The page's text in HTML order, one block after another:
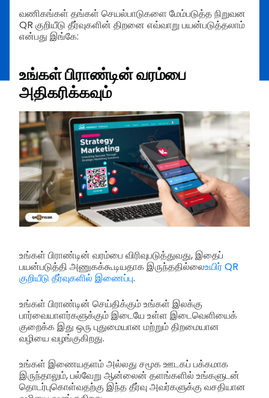
வணிகங்கள் தங்கள் செயல்பாடுகளை மேம்படுத்த நிறுவன
QR குறியீடு தீர்வுகளின் திறனை எவ்வாறு பயன்படுத்தலாம்
என்பது இங்கே:
உங்கள் பிராண்டின் வரம்பை
அதிகரிக்கவும்
உங்கள் பிராண்டின் வரம்பை விரிவுபடுத்துவது, இதைப்
பயன்படுத்தி அணுகக்கூடியதாக இருந்ததில்லைஉயிர் QR
குறியீடு தீர்வுகளில் இணைப்பு.
உங்கள் பிராண்டின் செய்திக்கும் உங்கள் இலக்கு
பார்வையாளர்களுக்கும் இடையே உள்ள இடைவெளியைக்
குறைக்க இது ஒரு புதுமையான மற்றும் திறமையான
வழியை வழங்குகிறது.
உங்கள் இணையதளம் அல்லது சமூக ஊடகப் பக்கமாக
இருந்தாலும், பல்வேறு ஆன்லைன் தளங்களில் உங்களுடன்
தொடர்புகொள்வதற்கு இந்த தீர்வு அவர்களுக்கு வசதியான